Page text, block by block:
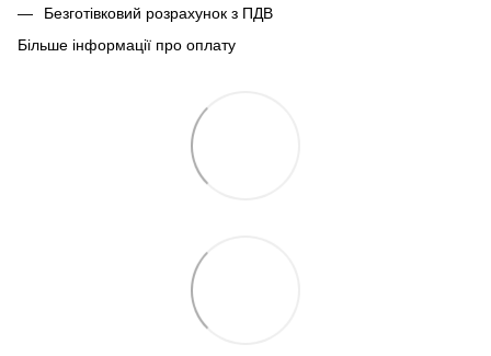
Безготівковий розрахунок з ПДВ
Більше інформації про оплату